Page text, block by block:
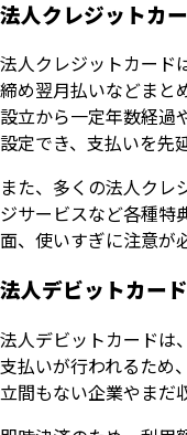
法人クレジットカ
法人クレジットカード
締め翌月払いなどまと
設立から一定年数経過
設定でき、支払いを先
また、多くの法人ク
ジサービスなど各種特
面、使いすぎに注意が
法人デビットカード
法人デビットカードは
支払いが行われるため、
立間もない企業やまだ